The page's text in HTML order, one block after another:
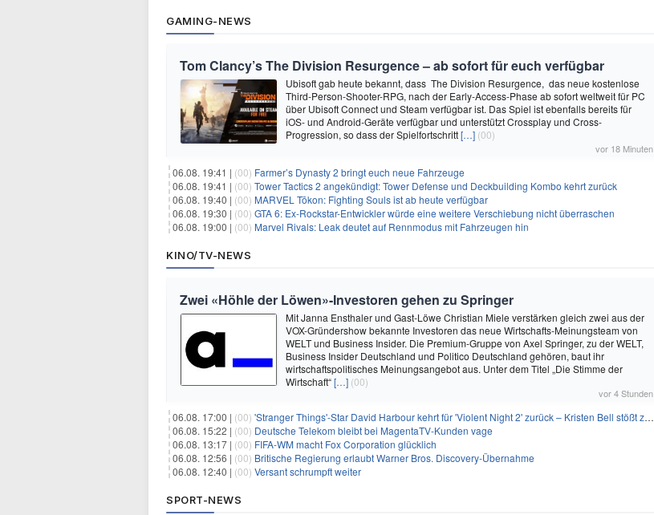
GAMING-NEWS
Tom Clancy’s The Division Resurgence – ab sofort für euch verfügbar
Ubisoft gab heute bekannt, dass The Division Resurgence, das neue kostenlose
Third-Person-Shooter-RPG, nach der Early-Access-Phase ab sofort weltweit für PC
über Ubisoft Connect und Steam verfügbar ist. Das Spiel ist ebenfalls bereits für
iOS- und Android-Geräte verfügbar und unterstützt Crossplay und Cross-
Progression, so dass der Spielfortschritt[…] (00)
vor 18 Minuten
06.08. 19:41 | (00) Farmer’s Dynasty 2 bringt euch neue Fahrzeuge
06.08. 19:41 | (00) Tower Tactics 2 angekündigt: Tower Defense und Deckbuilding Kombo kehrt zurück
06.08. 19:40 | (00) MARVEL Tōkon: Fighting Souls ist ab heute verfügbar
06.08. 19:30 | (00) GTA 6: Ex-Rockstar-Entwickler würde eine weitere Verschiebung nicht überraschen
06.08. 19:00 | (00) Marvel Rivals: Leak deutet auf Rennmodus mit Fahrzeugen hin
KINO/TV-NEWS
Zwei «Höhle der Löwen»-Investoren gehen zu Springer
Mit Janna Ensthaler und Gast-Löwe Christian Miele verstärken gleich zwei aus der
VOX-Gründershow bekannte Investoren das neue Wirtschafts-Meinungsteam von
WELT und Business Insider. Die Premium-Gruppe von Axel Springer, zu der WELT,
Business Insider Deutschland und Politico Deutschland gehören, baut ihr
wirtschaftspolitisches Meinungsangebot aus. Unter dem Titel „Die Stimme der
Wirtschaft“[…] (00)
vor 4 Stunden
06.08. 17:00 | (00) 'Stranger Things'-Star David Harbour kehrt für 'Violent Night 2' zurück – Kristen Bell stößt zur Besetzung
06.08. 15:22 | (00) Deutsche Telekom bleibt bei MagentaTV-Kunden vage
06.08. 13:17 | (00) FIFA-WM macht Fox Corporation glücklich
06.08. 12:56 | (00) Britische Regierung erlaubt Warner Bros. Discovery-Übernahme
06.08. 12:40 | (00) Versant schrumpft weiter
SPORT-NEWS